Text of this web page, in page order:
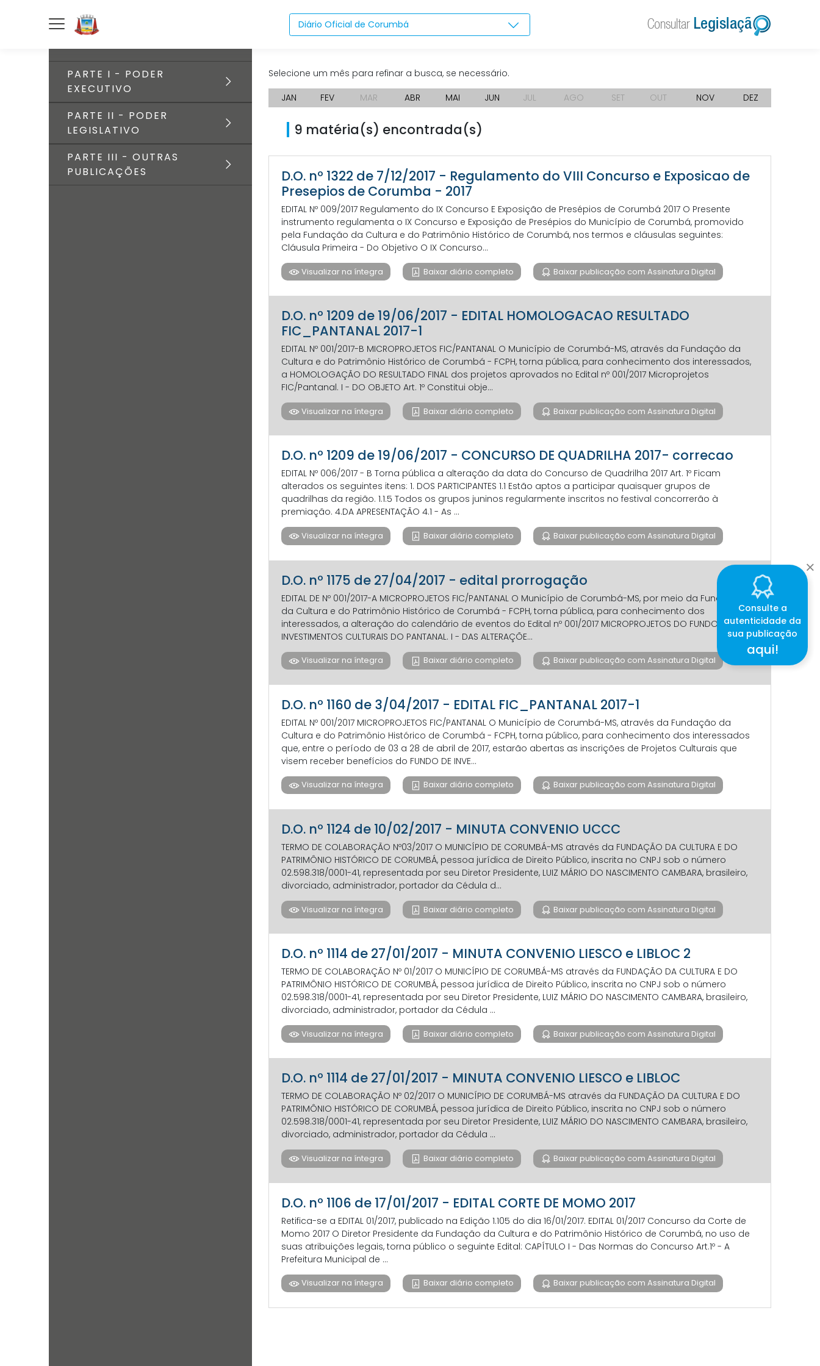
Diário Oficial de Corumbá
PARTE I - PODER
EXECUTIVO
PARTE II - PODER
LEGISLATIVO
PARTE III - OUTRAS
PUBLICAÇÕES
Selecione um mês para refinar a busca, se necessário.
JAN
FEV MAR ABR MAI JUN JUL AGO SET OUT NOV DEZ
9 matéria(s) encontrada(s)
D.O. nº 1322 de 7/12/2017 - Regulamento do VIII Concurso e Exposicao de
Presepios de Corumba - 2017
EDITAL Nº 009/2017 Regulamento do IX Concurso E Exposição de Presépios de Corumbá 2017 O Presente
instrumento regulamenta o IX Concurso e Exposição de Presépios do Município de Corumbá, promovido
pela Fundação da Cultura e do Patrimônio Histórico de Corumbá, nos termos e cláusulas seguintes:
Cláusula Primeira - Do Objetivo O IX Concurso...
Visualizar na íntegra Baixar diário completo Baixar publicação com Assinatura Digital
D.O. nº 1209 de 19/06/2017 - EDITAL HOMOLOGACAO RESULTADO
FIC_PANTANAL 2017-1
EDITAL Nº 001/2017-B MICROPROJETOS FIC/PANTANAL O Município de Corumbá-MS, através da Fundação da
Cultura e do Patrimônio Histórico de Corumbá - FCPH, torna pública, para conhecimento dos interessados,
a HOMOLOGAÇÃO DO RESULTADO FINAL dos projetos aprovados no Edital nº 001/2017 Microprojetos
FIC/Pantanal. I - DO OBJETO Art. 1º Constitui obje...
Visualizar na íntegra Baixar diário completo Baixar publicação com Assinatura Digital
D.O. nº 1209 de 19/06/2017 - CONCURSO DE QUADRILHA 2017- correcao
EDITAL Nº 006/2017 - B Torna pública a alteração da data do Concurso de Quadrilha 2017 Art. 1º Ficam
alterados os seguintes itens: 1. DOS PARTICIPANTES 1.1 Estão aptos a participar quaisquer grupos de
quadrilhas da região. 1.1.5 Todos os grupos juninos regularmente inscritos no festival concorrerão à
premiação. 4.DA APRESENTAÇÃO 4.1 - As ...
Visualizar na íntegra Baixar diário completo Baixar publicação com Assinatura Digital
D.O. nº 1175 de 27/04/2017 - edital prorrogação
EDITAL DE Nº 001/2017-A MICROPROJETOS FIC/PANTANAL O Município de Corumbá-MS, por meio da Fundação
da Cultura e do Patrimônio Histórico de Corumbá - FCPH, torna pública, para conhecimento dos
interessados, a alteração do calendário de eventos do Edital nº 001/2017 MICROPROJETOS DO FUNDO DE
INVESTIMENTOS CULTURAIS DO PANTANAL. I - DAS ALTERAÇÕE...
Visualizar na íntegra Baixar diário completo Baixar publicação com Assinatura Digital
D.O. nº 1160 de 3/04/2017 - EDITAL FIC_PANTANAL 2017-1
EDITAL Nº 001/2017 MICROPROJETOS FIC/PANTANAL O Município de Corumbá-MS, através da Fundação da
Cultura e do Patrimônio Histórico de Corumbá - FCPH, torna público, para conhecimento dos interessados
que, entre o período de 03 a 28 de abril de 2017, estarão abertas as inscrições de Projetos Culturais que
visem receber benefícios do FUNDO DE INVE...
Visualizar na íntegra Baixar diário completo Baixar publicação com Assinatura Digital
D.O. nº 1124 de 10/02/2017 - MINUTA CONVENIO UCCC
TERMO DE COLABORAÇÃO Nº03/2017 O MUNICÍPIO DE CORUMBÁ-MS através da FUNDAÇÃO DA CULTURA E DO
PATRIMÔNIO HISTÓRICO DE CORUMBÁ, pessoa jurídica de Direito Público, inscrita no CNPJ sob o número
02.598.318/0001-41, representada por seu Diretor Presidente, LUIZ MÁRIO DO NASCIMENTO CAMBARA, brasileiro,
divorciado, administrador, portador da Cédula d...
Visualizar na íntegra Baixar diário completo Baixar publicação com Assinatura Digital
D.O. nº 1114 de 27/01/2017 - MINUTA CONVENIO LIESCO e LIBLOC 2
TERMO DE COLABORAÇÃO Nº 01/2017 O MUNICÍPIO DE CORUMBÁ-MS através da FUNDAÇÃO DA CULTURA E DO
PATRIMÔNIO HISTÓRICO DE CORUMBÁ, pessoa jurídica de Direito Público, inscrita no CNPJ sob o número
02.598.318/0001-41, representada por seu Diretor Presidente, LUIZ MÁRIO DO NASCIMENTO CAMBARA, brasileiro,
divorciado, administrador, portador da Cédula ...
Visualizar na íntegra Baixar diário completo Baixar publicação com Assinatura Digital
D.O. nº 1114 de 27/01/2017 - MINUTA CONVENIO LIESCO e LIBLOC
TERMO DE COLABORAÇÃO Nº 02/2017 O MUNICÍPIO DE CORUMBÁ-MS através da FUNDAÇÃO DA CULTURA E DO
PATRIMÔNIO HISTÓRICO DE CORUMBÁ, pessoa jurídica de Direito Público, inscrita no CNPJ sob o número
02.598.318/0001-41, representada por seu Diretor Presidente, LUIZ MÁRIO DO NASCIMENTO CAMBARA, brasileiro,
divorciado, administrador, portador da Cédula ...
Visualizar na íntegra Baixar diário completo Baixar publicação com Assinatura Digital
D.O. nº 1106 de 17/01/2017 - EDITAL CORTE DE MOMO 2017
Retifica-se a EDITAL 01/2017, publicado na Edição 1.105 do dia 16/01/2017. EDITAL 01/2017 Concurso da Corte de
Momo 2017 O Diretor Presidente da Fundação da Cultura e do Patrimônio Histórico de Corumbá, no uso de
suas atribuições legais, torna público o seguinte Edital: CAPÍTULO I - Das Normas do Concurso Art.1º - A
Prefeitura Municipal de ...
Visualizar na íntegra Baixar diário completo Baixar publicação com Assinatura Digital
Consulte a
autenticidade da
sua publicação
aqui!